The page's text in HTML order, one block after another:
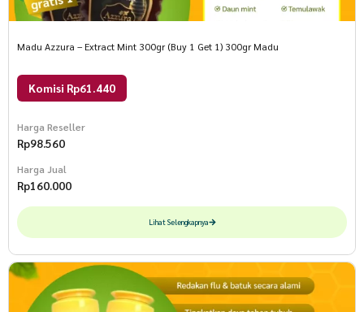
Madu Azzura – Extract Mint 300gr (Buy 1 Get 1) 300gr Madu
Komisi Rp61.440
Harga Reseller
Rp98.560
Harga Jual
Rp160.000
Lihat Selengkapnya